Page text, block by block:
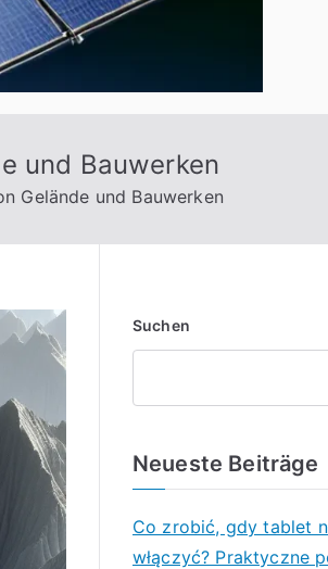
und Bauwerken
Gelände und Bauwerken
Suchen
Neueste Beiträge
Co zrobić, gdy tablet
włączyć? Praktyczne